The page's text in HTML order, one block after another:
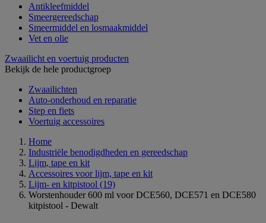
Antikleefmiddel
Smeergereedschap
Smeermiddel en losmaakmiddel
Vet en olie
Zwaailicht en voertuig producten
Bekijk de hele productgroep
Zwaailichten
Auto-onderhoud en reparatie
Step en fiets
Voertuig accessoires
Home
Industriële benodigdheden en gereedschap
Lijm, tape en kit
Accessoires voor lijm, tape en kit
Lijm- en kitpistool (19)
Worstenhouder 600 ml voor DCE560, DCE571 en DCE580
kitpistool - Dewalt